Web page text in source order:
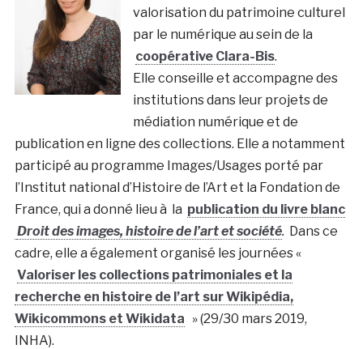
valorisation du patrimoine culturel
par le numérique au sein de la
coopérative Clara-Bis.
Elle conseille et accompagne des
institutions dans leur projets de
médiation numérique et de
publication en ligne des collections. Elle a notamment
participé au programme Images/Usages porté par
l’Institut national d’Histoire de l’Art et la Fondation de
France, qui a donné lieu à la publication du livre blanc
Droit des images, histoire de l’art et société. Dans ce
cadre, elle a également organisé les journées «
Valoriser les collections patrimoniales et la
recherche en histoire de l’art sur Wikipédia,
Wikicommons et Wikidata » (29/30 mars 2019,
INHA).